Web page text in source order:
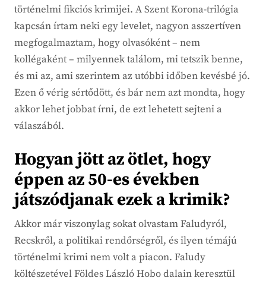
történelmi fikciós krimijei. A Szent Korona-trilógia
kapcsán írtam neki egy levelet, nagyon asszertíven
megfogalmaztam, hogy olvasóként – nem
kollégaként – milyennek találom, mi tetszik benne,
és mi az, ami szerintem az utóbbi időben kevésbé jó.
Ezen ő vérig sértődött, és bár nem azt mondta, hogy
akkor lehet jobbat írni, de ezt lehetett sejteni a
válaszából.
Hogyan jött az ötlet, hogy
éppen az 50-es években
játszódjanak ezek a krimik?
Akkor már viszonylag sokat olvastam Faludyról,
Recskről, a politikai rendőrségről, és ilyen témájú
történelmi krimi nem volt a piacon. Faludy
költészetével Földes László Hobo dalain keresztül